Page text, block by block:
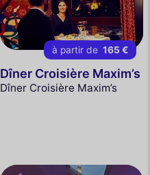
à partir de 165 €
Dîner Croisière Maxim’s
Dîner Croisière Maxim’s